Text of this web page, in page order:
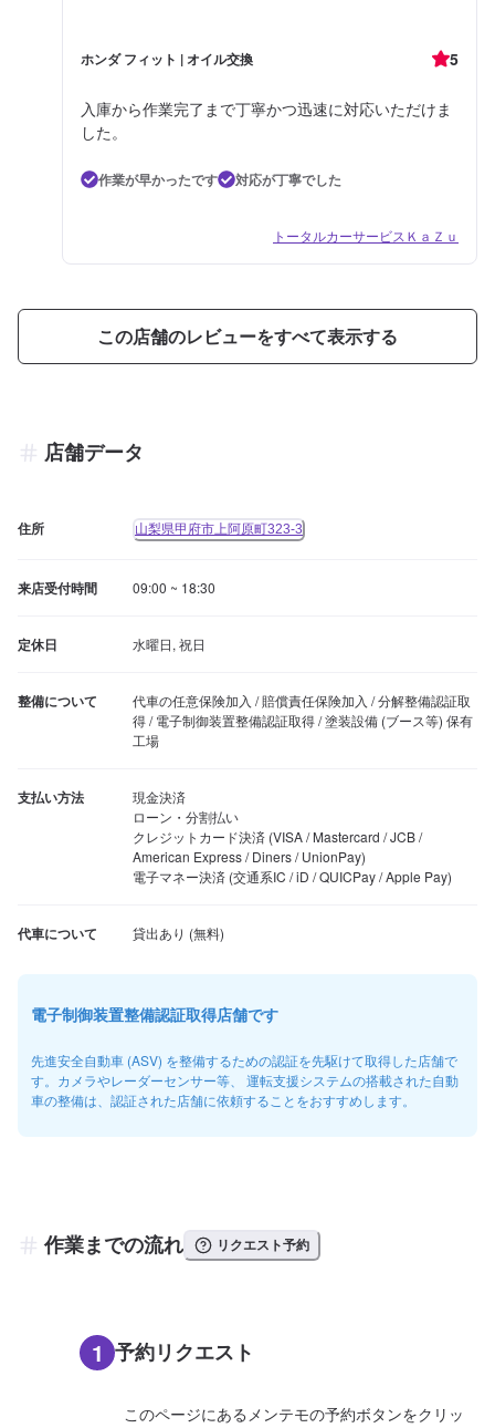
ホンダ フィット | オイル交換 5
入庫から作業完了まで丁寧かつ迅速に対応いただけま
した。
作業が早かったです 対応が丁寧でした
トータルカーサービスＫａＺｕ
この店舗のレビューをすべて表示する
店舗データ
住所 山梨県甲府市上阿原町323-3
来店受付時間 09:00 ~ 18:30
定休日 水曜日, 祝日
整備について
代車の任意保険加入 / 賠償責任保険加入 / 分解整備認証取
得 / 電子制御装置整備認証取得 / 塗装設備 (ブース等) 保有
工場
支払い方法
現金決済
ローン・分割払い
クレジットカード決済 (VISA / Mastercard / JCB /
American Express / Diners / UnionPay)
電子マネー決済 (交通系IC / iD / QUICPay / Apple Pay)
代車について
電子制御装置整備認証取得店舗です
先進安全自動車 (ASV) を整備するための認証を先駆けて取得した店舗で
す。カメラやレーダーセンサー等、 運転支援システムの搭載された自動
車の整備は、認証された店舗に依頼することをおすすめします。
作業までの流れ リクエスト予約
1 予約リクエスト
このページにあるメンテモの予約ボタンをクリッ